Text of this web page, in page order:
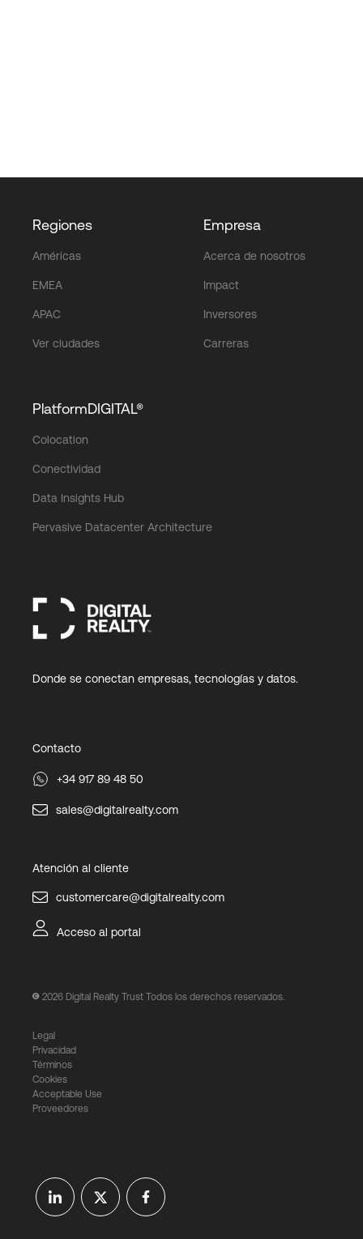
Regiones
Américas
EMEA
APAC
Ver ciudades
Empresa
Acerca de nosotros
Impact
Inversores
Carreras
PlatformDIGITAL®
Colocation
Conectividad
Data Insights Hub
Pervasive Datacenter Architecture
Donde se conectan empresas, tecnologías y datos.
Contacto
+34 917 89 48 50
sales@digitalrealty.com
Atención al cliente
customercare@digitalrealty.com
Acceso al portal
2026 Digital Realty Trust Todos los derechos reservados.
Legal
Privacidad
Términos
Cookies
Acceptable Use
Proveedores